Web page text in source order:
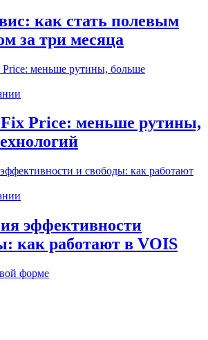
как стать полевым
за три месяца
Fix Price: меньше рутины,
эффективности
как работают в VOIS
форме